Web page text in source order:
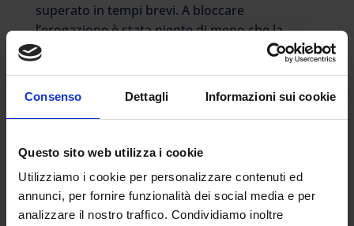
Consenso Dettagli Informazioni sui cookie
Questo sito web utilizza i cookie
Utilizziamo i cookie per personalizzare contenuti ed
annunci, per fornire funzionalità dei social media e per
analizzare il nostro traffico. Condividiamo inoltre
superato in tempi brevi. A bloccare
l’erogazione è stata niente di meno che la
bocciatura decretata dal Garante della privacy,
rilievi il più importante è che non si può
chiedere ai medici di famiglia la responsabilità
normativa. Ma non c’è rischio che questo
prendere in considerazione la cosa. Per ora è
previsto che le regioni provvedano a rilasciare